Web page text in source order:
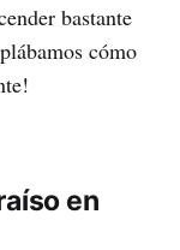
bastante
cómo
en